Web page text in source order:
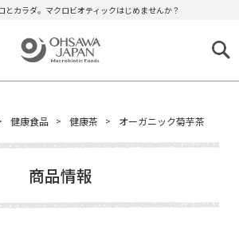
とカラダ。マクロビオティックはじめませんか？
健康食品 健康茶 オーガニック菊芋茶
商品情報